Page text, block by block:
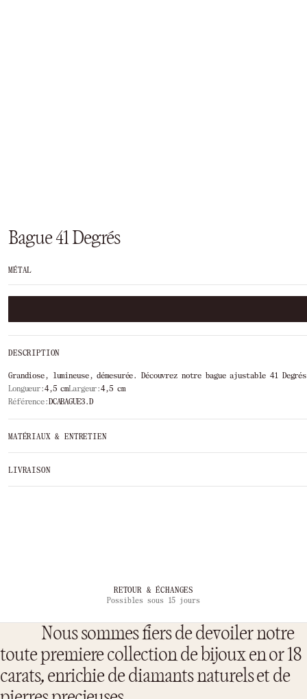
Bague 41 Degrés
MÉTAL
DESCRIPTION
Grandiose, lumineuse, démesurée. Découvrez notre bague ajustable 41
Longueur:4,5 cmLargeur:4,5 cm
Référence:DCABAGUE3.D
MATÉRIAUX & ENTRETIEN
LIVRAISON
RETOUR & ÉCHANGES
Possibles sous 15 jours
Nous sommes fiers de devoiler notre
toute premiere collection de bijoux en or 18
carats, enrichie de diamants naturels et de